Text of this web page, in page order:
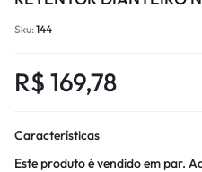
Sku:144
R$ 169,78
Características
Este produto é vendido em par.